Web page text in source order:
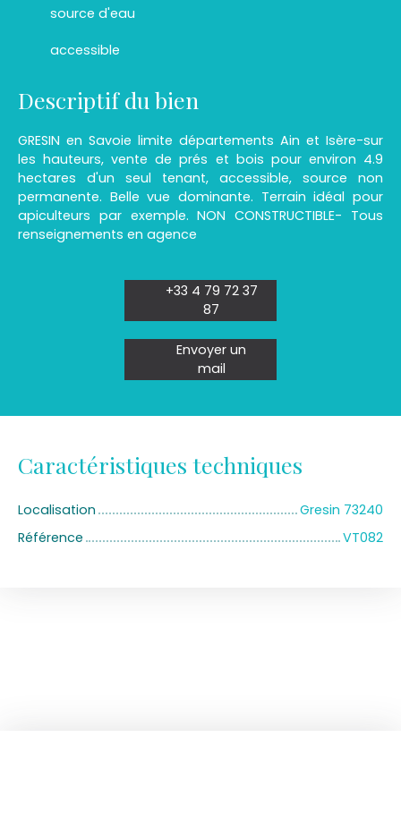
source d'eau
accessible
Descriptif du bien
GRESIN en Savoie limite départements Ain et Isère-sur
les hauteurs, vente de prés et bois pour environ 4.9
hectares d'un seul tenant, accessible, source non
permanente. Belle vue dominante. Terrain idéal pour
apiculteurs par exemple. NON CONSTRUCTIBLE- Tous
renseignements en agence
+33 4 79 72 37
87
Envoyer un
mail
Caractéristiques techniques
Localisation
Gresin 73240
Référence
VT082